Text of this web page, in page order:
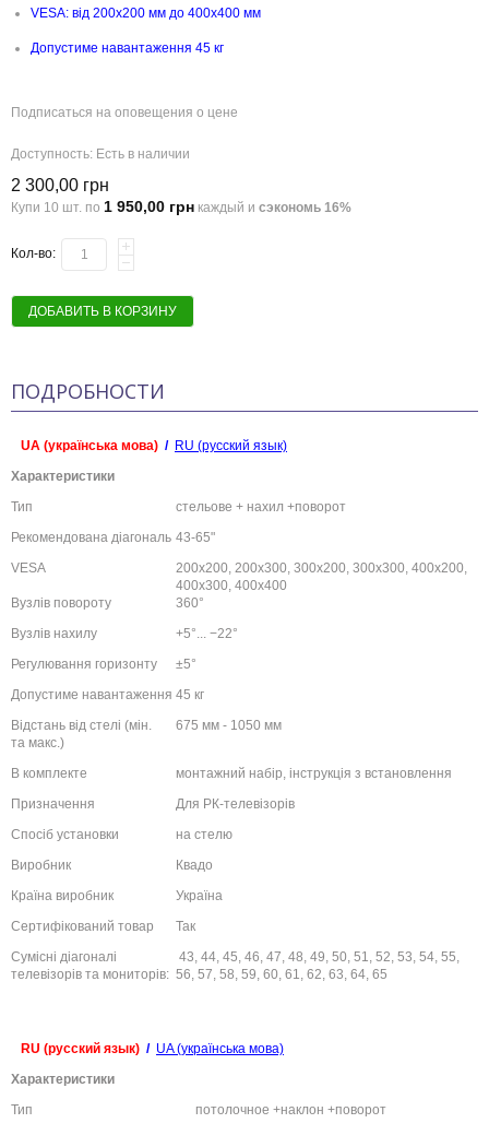
VESA: від 200x200 мм до 400x400 мм
Допустиме навантаження 45 кг
Подписаться на оповещения о цене
Доступность: Есть в наличии
2 300,00 грн
Купи 10 шт. по 1 950,00 грн каждый и сэкономь 16%
Кол-во:
ДОБАВИТЬ В КОРЗИНУ
ПОДРОБНОСТИ
UA (українська мова) / RU (русский язык)
Характеристики
Тип
стельове + нахил +поворот
Рекомендована діагональ 43-65"
VESA
200x200, 200x300, 300x200, 300x300, 400x200,
400x300, 400x400
Вузлів повороту
360°
Вузлів нахилу
+5°... −22°
Регулювання горизонту
±5°
Допустиме навантаження 45 кг
Відстань від стелі (мін.
та макс.)
675 мм - 1050 мм
В комплекте
монтажний набір, інструкція з встановлення
Призначення
Для РК-телевізорів
Спосіб установки
на стелю
Виробник
Квадо
Країна виробник
Україна
Сертифікований товар
Так
Сумісні діагоналі
телевізорів та мониторів:
43, 44, 45, 46, 47, 48, 49, 50, 51, 52, 53, 54, 55,
56, 57, 58, 59, 60, 61, 62, 63, 64, 65
RU (русский язык) / UA (українська мова)
Характеристики
Тип
потолочное +наклон +поворот